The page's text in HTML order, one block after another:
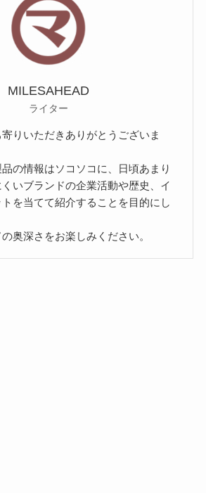
MILESAHEAD
ライター
りいただきありがとうございま
の情報はソコソコに、日頃あまり
いブランドの企業活動や歴史、イ
を当てて紹介することを目的にし
奥深さをお楽しみください。